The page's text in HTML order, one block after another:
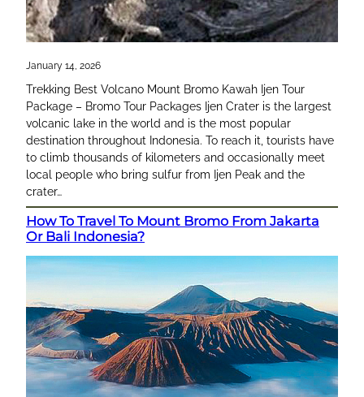
January 14, 2026
Trekking Best Volcano Mount Bromo Kawah Ijen Tour
Package – Bromo Tour Packages Ijen Crater is the largest
volcanic lake in the world and is the most popular
destination throughout Indonesia. To reach it, tourists have
to climb thousands of kilometers and occasionally meet
local people who bring sulfur from Ijen Peak and the
crater…
How To Travel To Mount Bromo From Jakarta
Or Bali Indonesia?